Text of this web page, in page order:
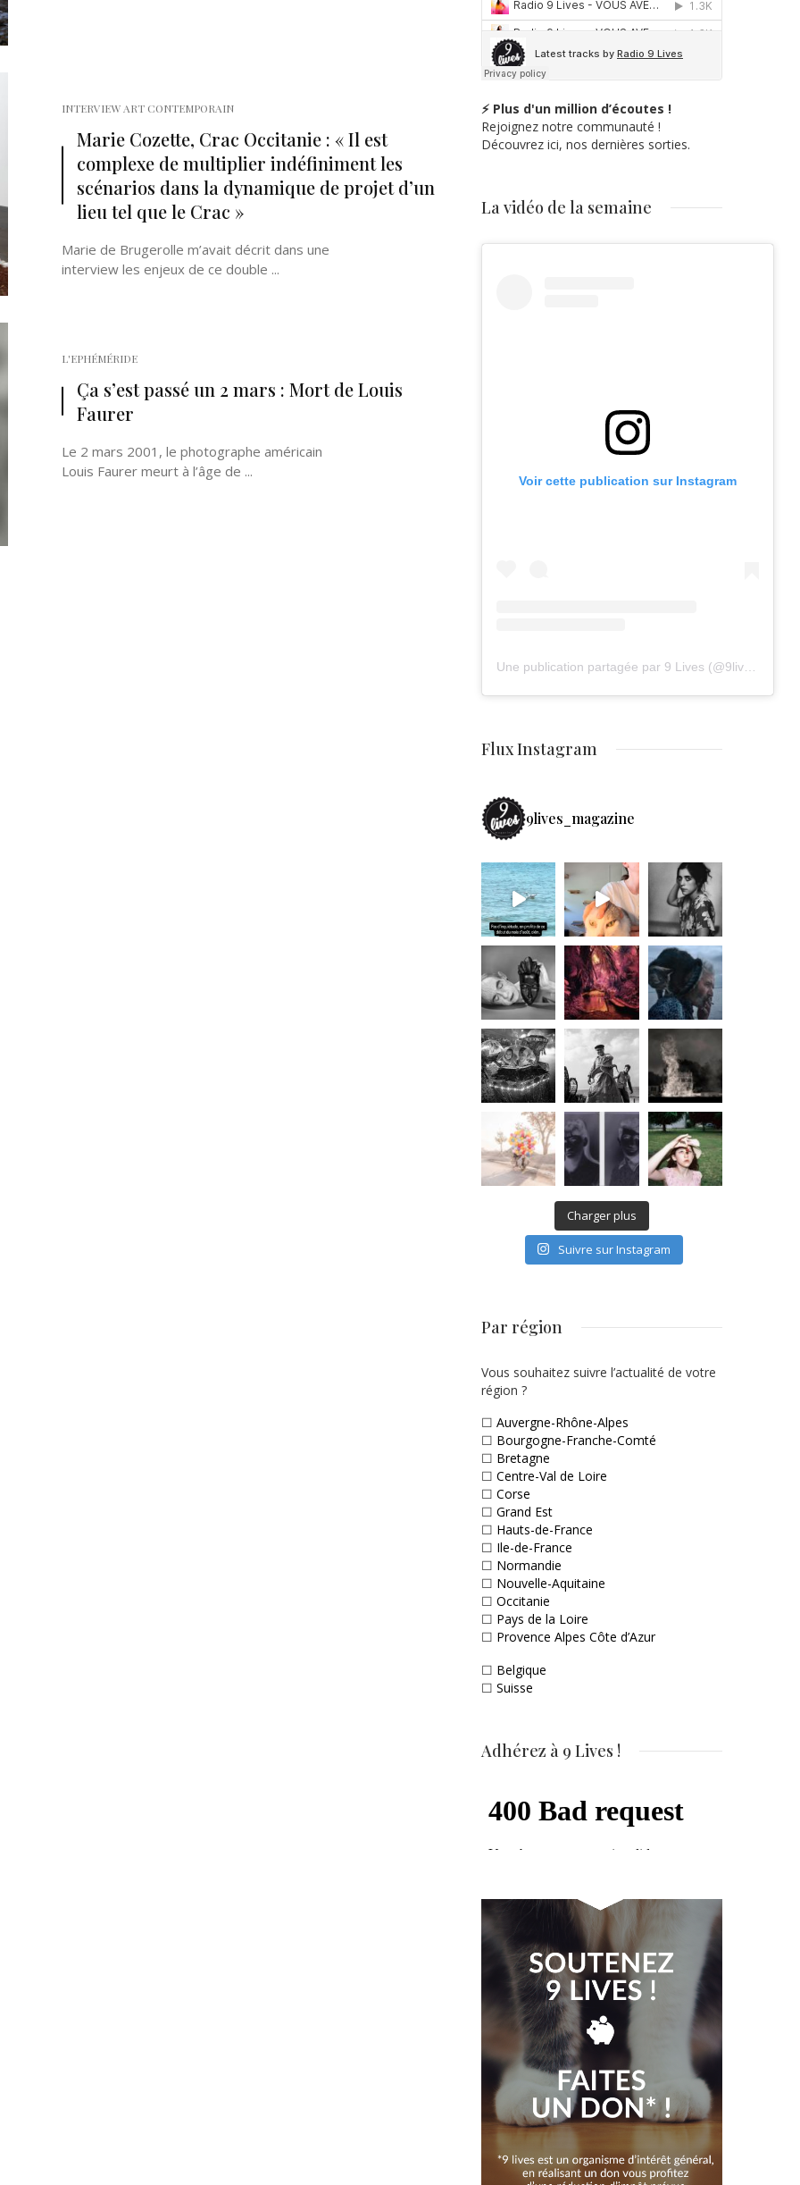
INTERVIEW ART CONTEMPORAIN
Marie Cozette, Crac Occitanie : « Il est
complexe de multiplier indéfiniment les
scénarios dans la dynamique de projet d’un
lieu tel que le Crac »
Marie de Brugerolle m’avait décrit dans une
interview les enjeux de ce double ...
L'EPHÉMÉRIDE
Ça s’est passé un 2 mars : Mort de Louis
Faurer
Le 2 mars 2001, le photographe américain
Louis Faurer meurt à l’âge de ...
⚡ Plus d'un million d’écoutes !
Rejoignez notre communauté !
Découvrez ici, nos dernières sorties.
La vidéo de la semaine
Voir cette publication sur Instagram
Flux Instagram
9lives_magazine
Charger plus
Suivre sur Instagram
Par région
Vous souhaitez suivre l’actualité de votre
région ?
☐ Auvergne-Rhône-Alpes
☐ Bourgogne-Franche-Comté
☐ Bretagne
☐ Centre-Val de Loire
☐ Corse
☐ Grand Est
☐ Hauts-de-France
☐ Ile-de-France
☐ Normandie
☐ Nouvelle-Aquitaine
☐ Occitanie
☐ Pays de la Loire
☐ Provence Alpes Côte d’Azur
☐ Belgique
☐ Suisse
Adhérez à 9 Lives !